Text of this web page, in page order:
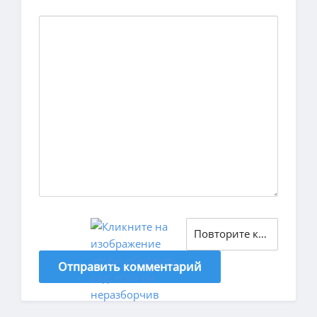
Отправить комментарий